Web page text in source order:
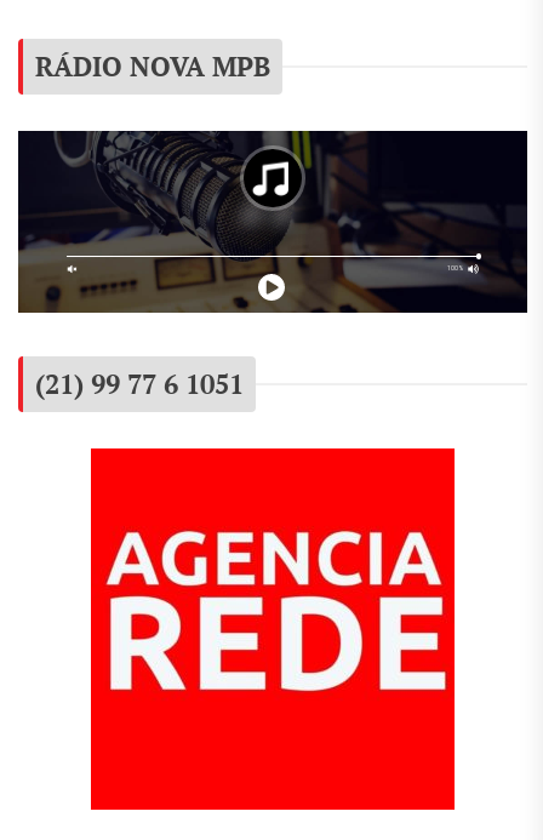
RÁDIO NOVA MPB
(21) 99 77 6 1051